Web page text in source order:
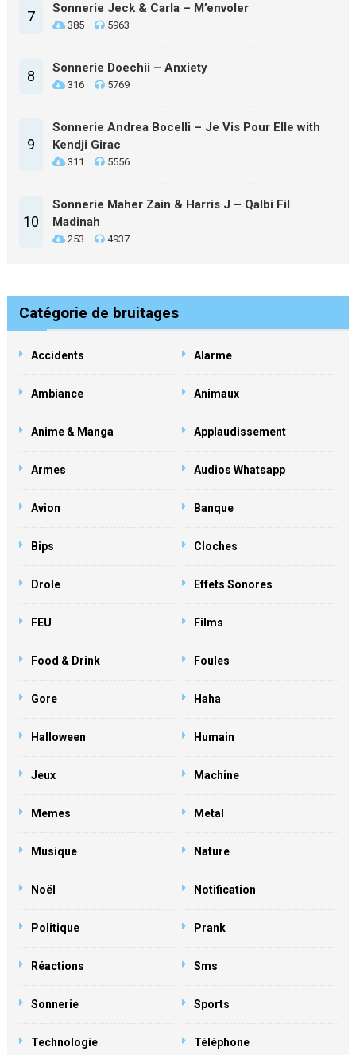
7 Sonnerie Jeck & Carla – M’envoler
385 5963
8 Sonnerie Doechii – Anxiety
316 5769
9
Sonnerie Andrea Bocelli – Je Vis Pour Elle with
Kendji Girac
311 5556
10
Sonnerie Maher Zain & Harris J – Qalbi Fil
Madinah
253 4937
Catégorie de bruitages
Accidents Alarme
Ambiance Animaux
Anime & Manga Applaudissement
Armes Audios Whatsapp
Avion Banque
Bips Cloches
Drole Effets Sonores
FEU Films
Food & Drink Foules
Gore Haha
Halloween Humain
Jeux Machine
Memes Metal
Musique Nature
Noël Notification
Politique Prank
Réactions Sms
Sonnerie Sports
Technologie Téléphone